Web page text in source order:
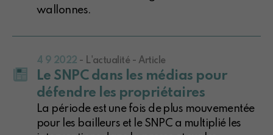
wallonnes.
4 9 2022 - L'actualité - Article
Le SNPC dans les médias pour
défendre les propriétaires
La période est une fois de plus mouvementée
pour les bailleurs et le SNPC a multiplié les